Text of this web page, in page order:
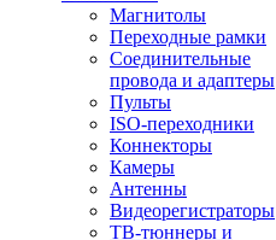
Магнитолы
Переходные рамки
Соединительные
провода и адаптеры
Пульты
ISO-переходники
Коннекторы
Камеры
Антенны
Видеорегистраторы
ТВ-тюннеры и